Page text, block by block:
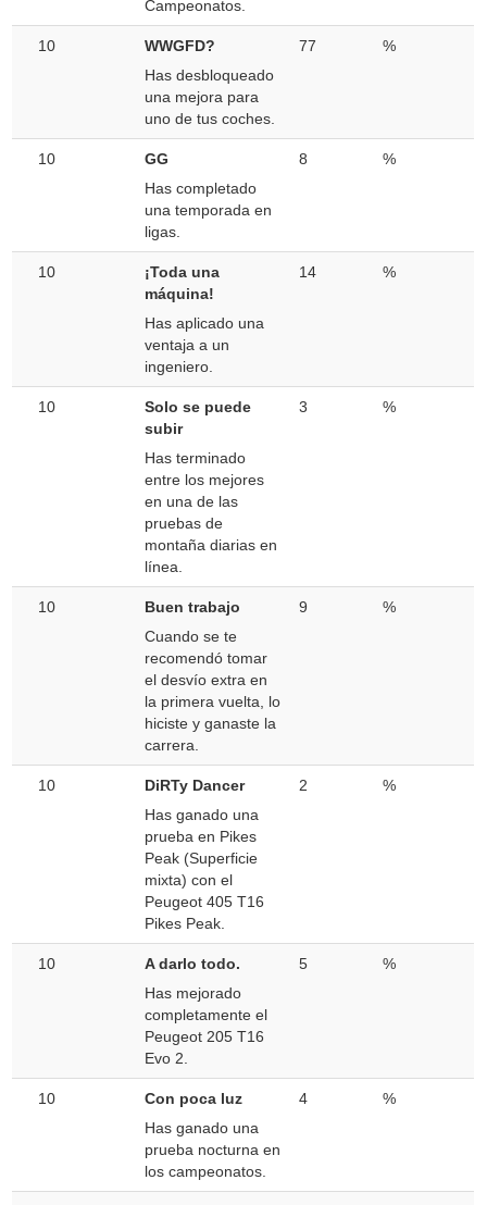
Campeonatos.
10
WWGFD?
Has desbloqueado
una mejora para
uno de tus coches.
77 %
10
GG
Has completado
una temporada en
ligas.
8 %
10
¡Toda una
máquina!
Has aplicado una
ventaja a un
ingeniero.
14 %
10
Solo se puede
subir
Has terminado
entre los mejores
en una de las
pruebas de
montaña diarias en
línea.
3 %
10
Buen trabajo
Cuando se te
recomendó tomar
el desvío extra en
la primera vuelta, lo
hiciste y ganaste la
carrera.
9 %
10
DiRTy Dancer
Has ganado una
prueba en Pikes
Peak (Superficie
mixta) con el
Peugeot 405 T16
Pikes Peak.
2 %
10
A darlo todo.
Has mejorado
completamente el
Peugeot 205 T16
Evo 2.
5 %
10
Con poca luz
Has ganado una
prueba nocturna en
los campeonatos.
4 %